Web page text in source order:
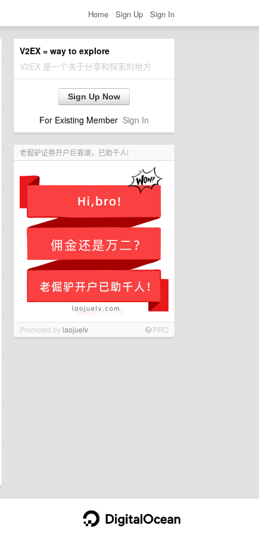
Home Sign Up Sign In
V2EX = way to explore
V2EX 是一个关于分享和探索的地方
Sign Up Now
For Existing Member Sign In
老倔驴证券开户巨靠谱，已助千人!
Promoted bylaojuelv PRO